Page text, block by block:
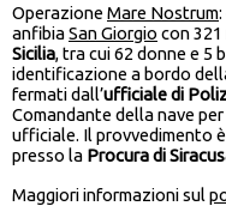
Operazione Mare Nostrum
anfibiaSan Giorgio con 321
Sicilia, tra cui 62 donne e 5
identificazione a bordo
fermati dall’ufficiale di
Comandante della nave
ufficiale. Il provvedimento
presso la Procura di
Maggiori informazioni sul